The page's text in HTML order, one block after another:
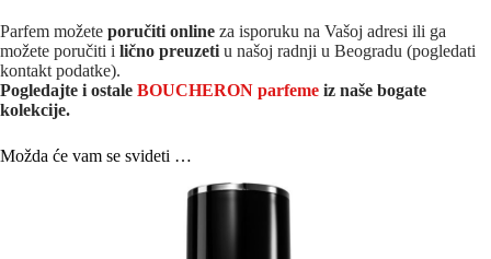
Parfem možete poručiti online za isporuku na Vašoj adresi ili ga
možete poručiti i lično preuzetiu našoj radnji u Beogradu (pogledati
kontakt podatke).
Pogledajte i ostale BOUCHERON parfeme iz naše bogate
kolekcije.
Možda će vam se svideti …